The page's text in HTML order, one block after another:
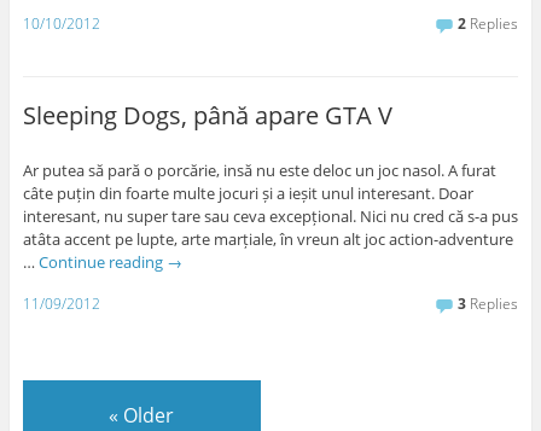
10/10/2012 2 Replies
Sleeping Dogs, până apare GTA V
Ar putea să pară o porcărie, insă nu este deloc un joc nasol. A furat
câte puțin din foarte multe jocuri și a ieșit unul interesant. Doar
interesant, nu super tare sau ceva excepțional. Nici nu cred că s-a pus
atâta accent pe lupte, arte marțiale, în vreun alt joc action-adventure
… Continue reading →
11/09/2012 3 Replies
« Older